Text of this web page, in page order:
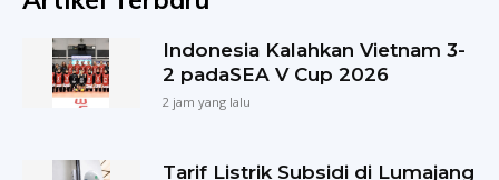
Indonesia Kalahkan Vietnam 3-
2 padaSEA V Cup 2026
2 jam yang lalu
Tarif Listrik Subsidi di Lumajang